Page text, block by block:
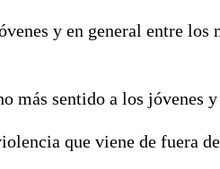
y en general entre
más sentido a los jóvenes
que viene de fuera